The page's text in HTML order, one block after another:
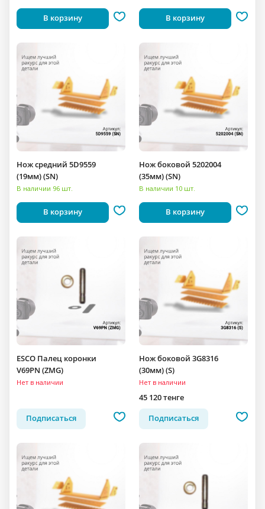
В корзину В корзину
Нож средний 5D9559
(19мм) (SN)
В наличии 96 шт.
В корзину
Нож боковой 5202004
(35мм) (SN)
В наличии 10 шт.
В корзину
ESCO Палец коронки
V69PN (ZMG)
Нет в наличии
Подписаться
Нож боковой 3G8316
(30мм) (S)
Нет в наличии
45 120 тенге
Подписаться